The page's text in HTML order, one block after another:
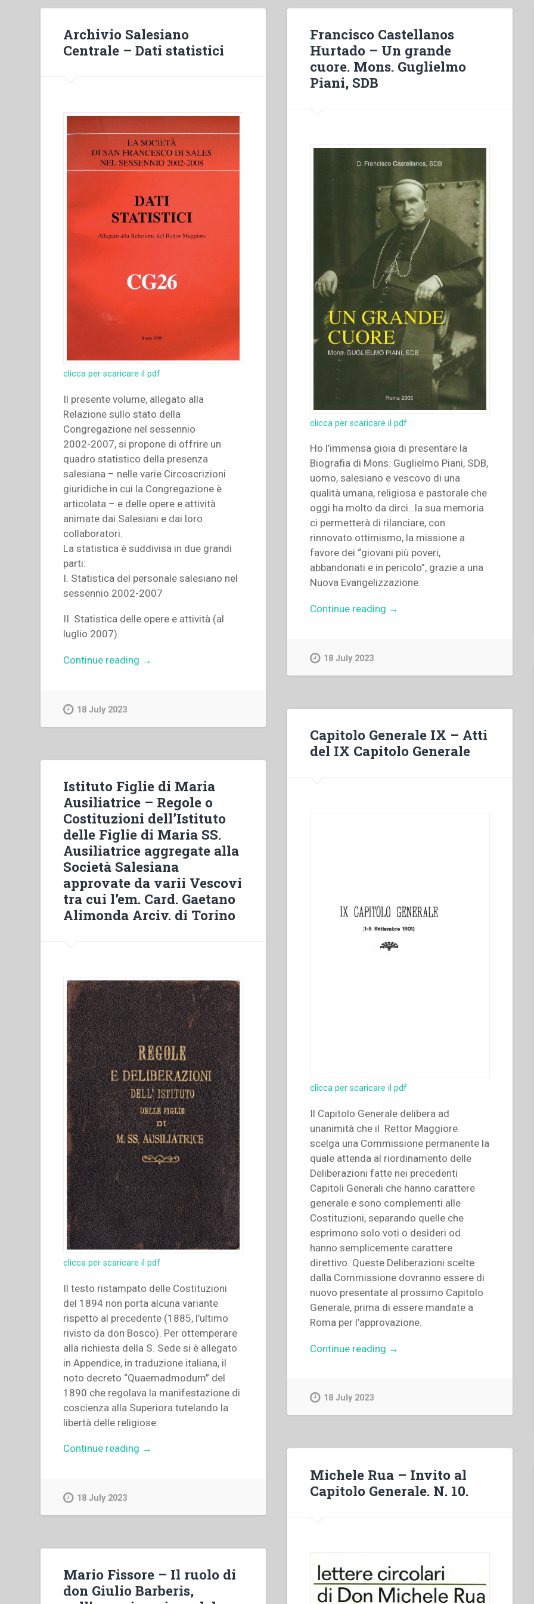
Archivio Salesiano
Centrale – Dati statistici
clicca per scaricare il pdf
Il presente volume, allegato alla
Relazione sullo stato della
Congregazione nel sessennio
2002-2007, si propone di offrire un
quadro statistico della presenza
salesiana – nelle varie Circoscrizioni
giuridiche in cui la Congregazione è
articolata – e delle opere e attività
animate dai Salesiani e dai loro
collaboratori.
La statistica è suddivisa in due grandi
parti:
I. Statistica del personale salesiano nel
sessennio 2002-2007
II. Statistica delle opere e attività (al
luglio 2007).
Continue reading “Archivio
→
18 July 2023
Francisco Castellanos
Hurtado – Un grande
cuore. Mons. Guglielmo
Piani, SDB
clicca per scaricare il pdf
Ho l’immensa gioia di presentare la
Biografia di Mons. Guglielmo Piani, SDB,
uomo, salesiano e vescovo di una
qualità umana, religiosa e pastorale che
oggi ha molto da dirci…la sua memoria
ci permetterà di rilanciare, con
rinnovato ottimismo, la missione a
favore dei “giovani più poveri,
abbandonati e in pericolo”, grazie a una
Nuova Evangelizzazione.
Continue reading “Francisco
Mons.
Guglielmo
Piani,
SDB”
→
18 July 2023
Capitolo Generale IX – Atti
del IX Capitolo Generale
clicca per scaricare il pdf
Il Capitolo Generale delibera ad
unanimità che il Rettor Maggiore
scelga una Commissione permanente la
quale attenda al riordinamento delle
Deliberazioni fatte nei precedenti
Capitoli Generali che hanno carattere
generale e sono complementi alle
Costituzioni, separando quelle che
esprimono solo voti o desideri od
hanno semplicemente carattere
direttivo. Queste Deliberazioni scelte
dalla Commissione dovranno essere di
nuovo presentate al prossimo Capitolo
Generale, prima di essere mandate a
Roma per l’approvazione.
Continue reading “Capitolo
Capitolo
→
18 July 2023
Istituto Figlie di Maria
Ausiliatrice – Regole o
Costituzioni dell’Istituto
delle Figlie di Maria SS.
Ausiliatrice aggregate alla
Società Salesiana
approvate da varii Vescovi
tra cui l’em. Card. Gaetano
Alimonda Arciv. di Torino
clicca per scaricare il pdf
Il testo ristampato delle Costituzioni
del 1894 non porta alcuna variante
rispetto al precedente (1885, l’ultimo
rivisto da don Bosco). Per ottemperare
alla richiesta della S. Sede si è allegato
in Appendice, in traduzione italiana, il
noto decreto “Quaemadmodum” del
1890 che regolava la manifestazione di
coscienza alla Superiora tutelando la
libertà delle religiose.
Continue reading “Istituto
o
Costituzioni
dell’Istituto
delle
→
18 July 2023
Michele Rua – Invito al
Capitolo Generale. N. 10.
Mario Fissore – Il ruolo di
don Giulio Barberis,